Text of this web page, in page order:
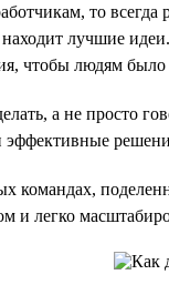
то
лучшие
чтобы людям было
а не просто
эффективные
командах,
легко